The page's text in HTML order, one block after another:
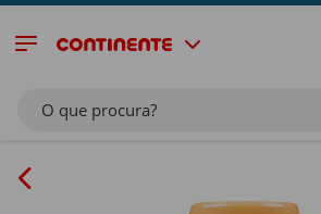
O que procura?